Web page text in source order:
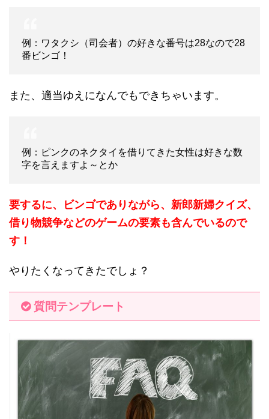
例：ワタクシ（司会者）の好きな番号は28なので28
番ビンゴ！
また、適当ゆえになんでもできちゃいます。
例：ピンクのネクタイを借りてきた女性は好きな数
字を言えますよ～とか
要するに、ビンゴでありながら、新郎新婦クイズ、
借り物競争などのゲームの要素も含んでいるので
す！
やりたくなってきたでしょ？
質問テンプレート